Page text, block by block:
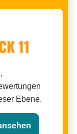
11
Ebene.